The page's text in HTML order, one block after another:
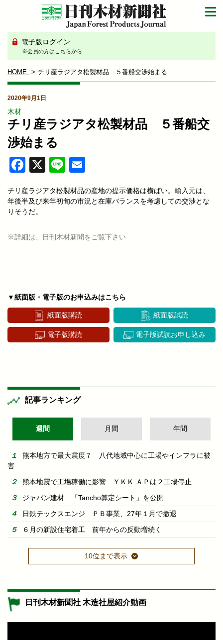
電子版ログイン
※会員の方はこちらから
HOME チリ産ラジアタ松製材品 ５番船交渉始まる
2020年9月1日
木材
チリ産ラジアタ松製材品 ５番船交
渉始まる
Facebook
X Line
チリ産ラジアタ松製材品の産地の提示価格は横ばい。輸入元は、
年後半及び来年初旬の市況と在庫バランスを考慮しての交渉とな
りそうだ。
※詳細は、日刊木材新聞をご覧下さい
▼紙面版・電子版のお申込みはこちら
紙面版購読 紙面版試読
電子版購読 電子版試読お申し込み
記事ランキング
週間 月間 年間
熊本地方で最大震度７ 八代地域中心に工場やインフラに被
害
熊本地震で工場稼働に影響 ＹＫＫ ＡＰは２工場停止
ジャパン建材 「Tancho算定シート」を公開
日鉄テックスエンジ ＰＢ事業、27年１月で撤退
６月の新設住宅着工 前年からの反動増続く
10位まで表示
日刊木材新聞社 木造社屋紹介動画